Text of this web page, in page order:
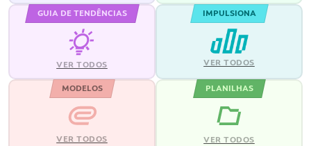
GUIA DE TENDÊNCIAS
VER TODOS
IMPULSIONA
VER TODOS
MODELOS
VER TODOS
PLANILHAS
VER TODOS